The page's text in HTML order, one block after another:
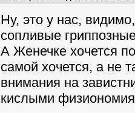
Ну, это у нас,
сопливые
А Женечке хочется
самой хочется, а не
внимания на
кислыми